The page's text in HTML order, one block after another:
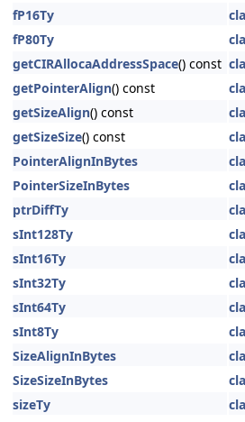
fP16Ty
fP80Ty
getCIRAllocaAddressSpace() const
getPointerAlign() const
getSizeAlign() const
getSizeSize() const
PointerAlignInBytes
PointerSizeInBytes
ptrDiffTy
sInt128Ty
sInt16Ty
sInt32Ty
sInt64Ty
sInt8Ty
SizeAlignInBytes
SizeSizeInBytes
sizeTy